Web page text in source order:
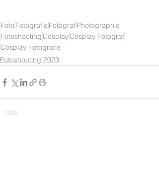
FotoFotografie FotografPhotographie
FotoshootingCosplayCosplay Fotograf
Cosplay Fotografie
Fotoshooting 2023